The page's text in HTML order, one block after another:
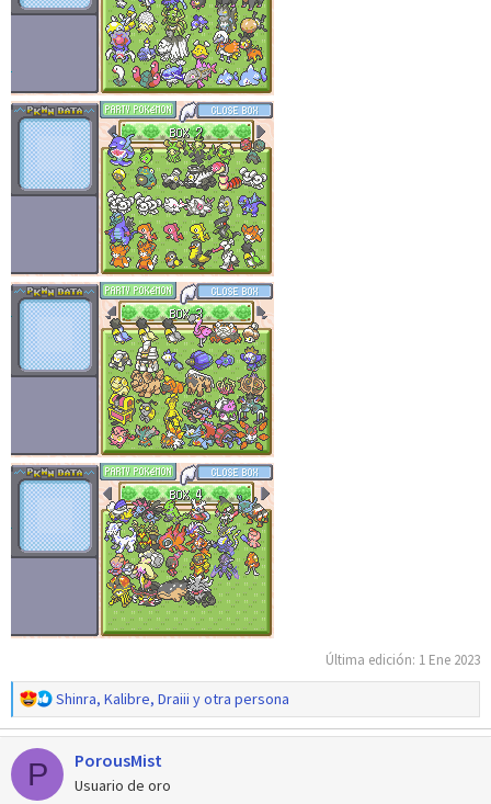
Última edición: 1 Ene 2023
R
e
a
c
c
Shinra, Kalibre, Draiii y otra persona
P PorousMist
Usuario de oro